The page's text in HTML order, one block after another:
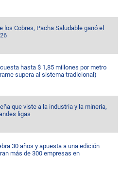
los Cobres, Pacha Saludable ganó el
hasta $ 1,85 millones por metro
supera al sistema tradicional)
que viste a la industria y la minería,
ligas
30 años y apuesta a una edición
más de 300 empresas en